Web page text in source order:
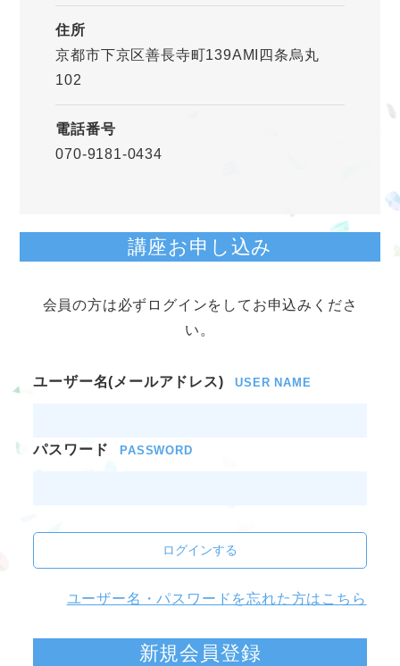
住所
京都市下京区善長寺町139AMI四条烏丸
102
電話番号
070-9181-0434
講座お申し込み
会員の方は必ずログインをしてお申込みくださ
い。
ユーザー名(メールアドレス) USER NAME
パスワード PASSWORD
ログインする
ユーザー名・パスワードを忘れた方はこちら
新規会員登録